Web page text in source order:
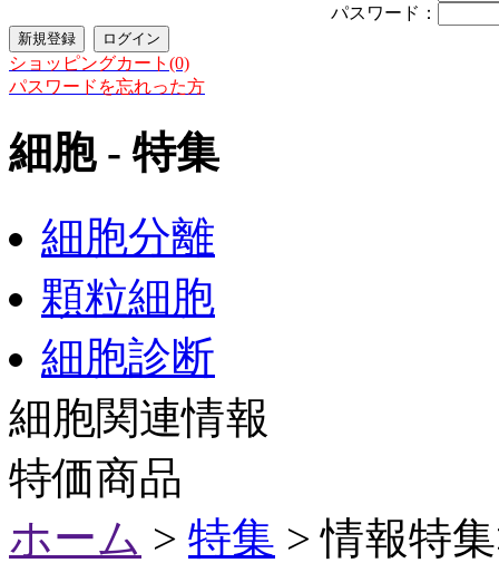
パスワード：
ショッピングカート(0)
パスワードを忘れった方
細胞 - 特集
細胞分離
顆粒細胞
細胞診断
細胞関連情報
特価商品
ホーム > 特集 > 情報特